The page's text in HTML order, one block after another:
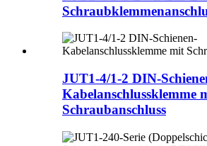
JUT1-4/1-2 DIN-
Kabelanschlussklemme
Schraubanschluss